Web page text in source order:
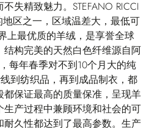
失精致魅力。STEFANO RICCI
区之一，区域温差大，最低可
最优质的羊绒，是享誉全球
结构完美的天然白色纤维源自阿
每年春季对不到10个月大的纯
到纺织品，再到成品制衣，都
保证最高的质量保准，呈现羊
产过程中兼顾环境和社会的可
久性都达到了最高参数。生产